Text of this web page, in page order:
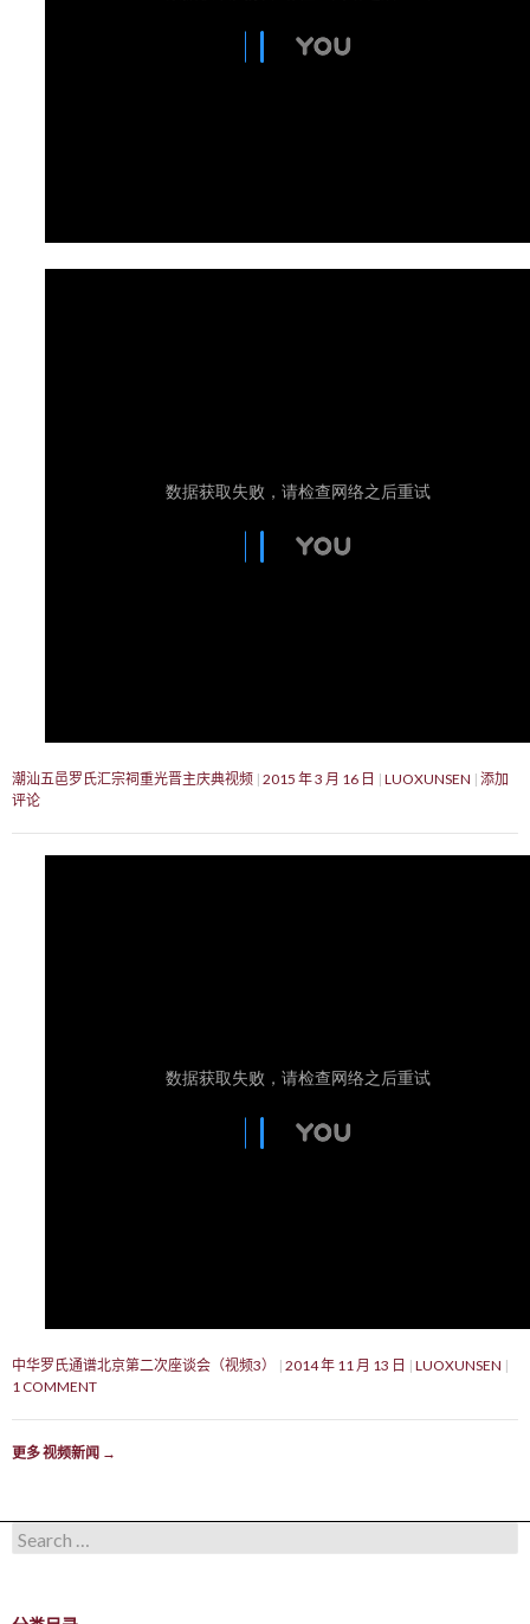
潮汕五邑罗氏汇宗祠重光晋主庆典视频 2015 年 3 月 16 日 LUOXUNSEN 添加
评论
中华罗氏通谱北京第二次座谈会（视频3） 2014 年 11 月 13 日
LUOXUNSEN
1 COMMENT
更多 视频新闻 →
Search for: